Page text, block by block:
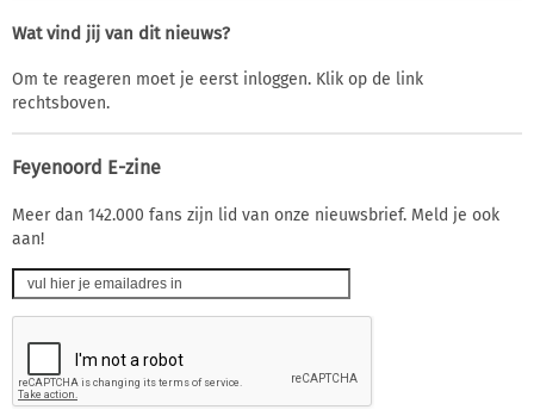
Wat vind jij van dit nieuws?
Om te reageren moet je eerst inloggen. Klik op de link
rechtsboven.
Feyenoord E-zine
Meer dan 142.000 fans zijn lid van onze nieuwsbrief. Meld je ook
aan!